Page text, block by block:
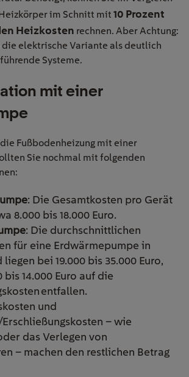
im Schnitt mit 10 Prozent
Heizkosten rechnen. Aber Achtung:
elektrische Variante als deutlich
Systeme.
mit einer
Fußbodenheizung mit einer
Sie nochmal mit folgenden
: Die Gesamtkosten pro Gerät
8.000 bis 18.000 Euro.
: Die durchschnittlichen
für eine Erdwärmepumpe in
bei 19.000 bis 35.000 Euro,
14.000 Euro auf die
entfallen.
und
– wie
das Verlegen von
– machen den restlichen Betrag